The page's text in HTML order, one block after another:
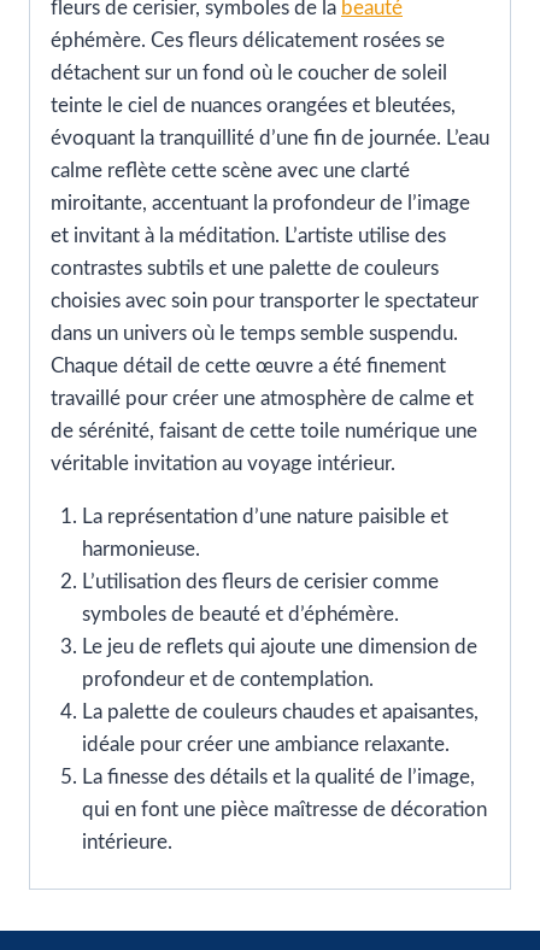
fleurs de cerisier, symboles de la beauté
éphémère. Ces fleurs délicatement rosées se
détachent sur un fond où le coucher de soleil
teinte le ciel de nuances orangées et bleutées,
évoquant la tranquillité d’une fin de journée. L’eau
calme reflète cette scène avec une clarté
miroitante, accentuant la profondeur de l’image
et invitant à la méditation. L’artiste utilise des
contrastes subtils et une palette de couleurs
choisies avec soin pour transporter le spectateur
dans un univers où le temps semble suspendu.
Chaque détail de cette œuvre a été finement
travaillé pour créer une atmosphère de calme et
de sérénité, faisant de cette toile numérique une
véritable invitation au voyage intérieur.
La représentation d’une nature paisible et
harmonieuse.
L’utilisation des fleurs de cerisier comme
symboles de beauté et d’éphémère.
Le jeu de reflets qui ajoute une dimension de
profondeur et de contemplation.
La palette de couleurs chaudes et apaisantes,
idéale pour créer une ambiance relaxante.
La finesse des détails et la qualité de l’image,
qui en font une pièce maîtresse de décoration
intérieure.